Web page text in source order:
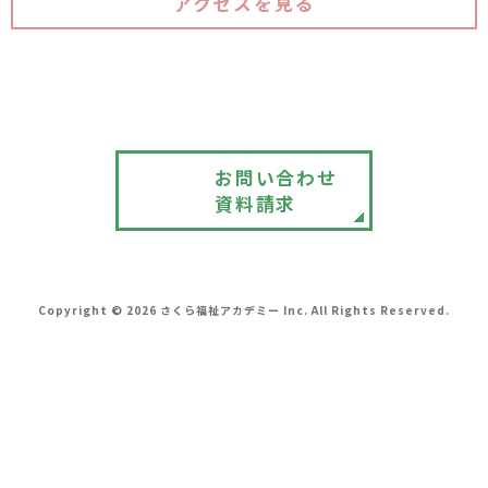
お問い合わせ
資料請求
Copyright © 2026 さくら福祉アカデミー Inc. All Rights Reserved.